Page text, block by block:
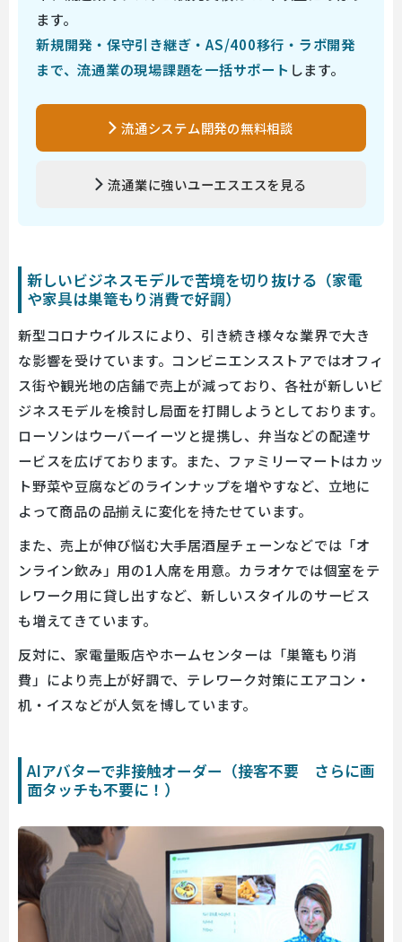
ます。
新規開発・保守引き継ぎ・AS/400移行・ラボ開発
まで、流通業の現場課題を一括サポート します。
流通システム開発の無料相談
流通業に強いユーエスエスを見る
新しいビジネスモデルで苦境を切り抜ける（家電
や家具は巣篭もり消費で好調）
新型コロナウイルスにより、引き続き様々な業界で大き
な影響を受けています。コンビニエンスストアではオフィ
ス街や観光地の店舗で売上が減っており、各社が新しいビ
ジネスモデルを検討し局面を打開しようとしております。
ローソンはウーバーイーツと提携し、弁当などの配達サ
ービスを広げております。また、ファミリーマートはカッ
ト野菜や豆腐などのラインナップを増やすなど、立地に
よって商品の品揃えに変化を持たせています。
また、売上が伸び悩む大手居酒屋チェーンなどでは「オ
ンライン飲み」用の1人席を用意。カラオケでは個室をテ
レワーク用に貸し出すなど、新しいスタイルのサービス
も増えてきています。
反対に、家電量販店やホームセンターは「巣篭もり消
費」により売上が好調で、テレワーク対策にエアコン・
机・イスなどが人気を博しています。
AIアバターで非接触オーダー（接客不要 さらに画
面タッチも不要に！）